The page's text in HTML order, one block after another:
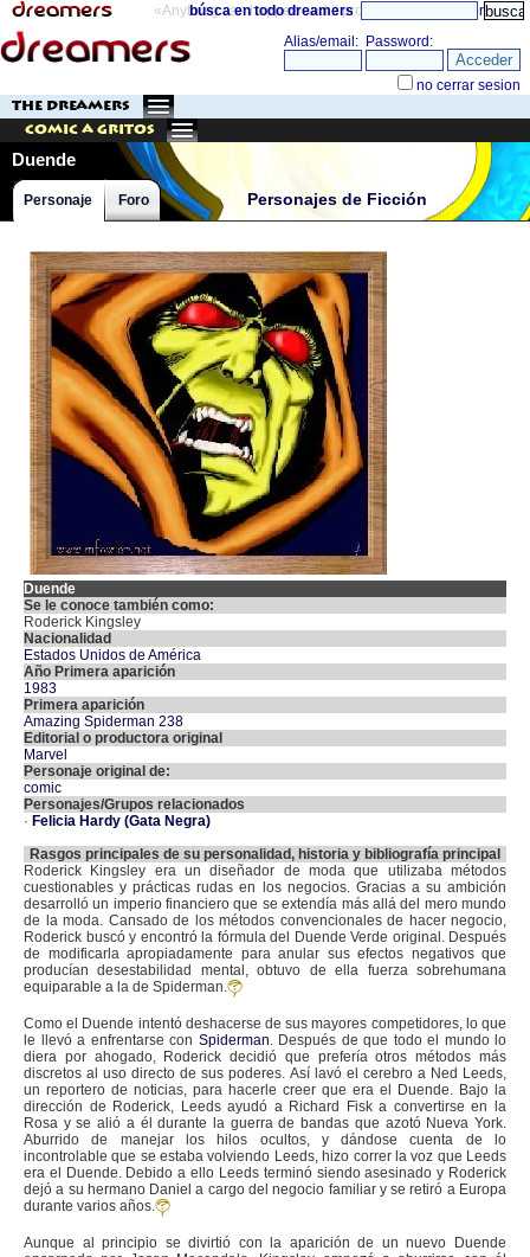
«Anything can happen and it probably will» directorio
búsca en todo dreamers
THE DREAMERS
Comic a Gritos
Duende
Personajes de Ficción
Personaje Foro
Duende
Se le conoce también como:
Roderick Kingsley
Nacionalidad
Estados Unidos de América
Año Primera aparición
1983
Primera aparición
Amazing Spiderman 238
Editorial o productora original
Marvel
Personaje original de:
comic
Personajes/Grupos relacionados
· Felicia Hardy (Gata Negra)
Rasgos principales de su personalidad, historia y bibliografía principal
Roderick Kingsley era un diseñador de moda que utilizaba métodos
cuestionables y prácticas rudas en los negocios. Gracias a su ambición
desarrolló un imperio financiero que se extendía más allá del mero mundo
de la moda. Cansado de los métodos convencionales de hacer negocio,
Roderick buscó y encontró la fórmula del Duende Verde original. Después
de modificarla apropiadamente para anular sus efectos negativos que
producían desestabilidad mental, obtuvo de ella fuerza sobrehumana
equiparable a la de Spiderman.
Como el Duende intentó deshacerse de sus mayores competidores, lo que
le llevó a enfrentarse con Spiderman. Después de que todo el mundo lo
diera por ahogado, Roderick decidió que prefería otros métodos más
discretos al uso directo de sus poderes. Así lavó el cerebro a Ned Leeds,
un reportero de noticias, para hacerle creer que era el Duende. Bajo la
dirección de Roderick, Leeds ayudó a Richard Fisk a convertirse en la
Rosa y se alió a él durante la guerra de bandas que azotó Nueva York.
Aburrido de manejar los hilos ocultos, y dándose cuenta de lo
incontrolable que se estaba volviendo Leeds, hizo correr la voz que Leeds
era el Duende. Debido a ello Leeds terminó siendo asesinado y Roderick
dejó a su hermano Daniel a cargo del negocio familiar y se retiró a Europa
durante varios años.
Aunque al principio se divirtió con la aparición de un nuevo Duende